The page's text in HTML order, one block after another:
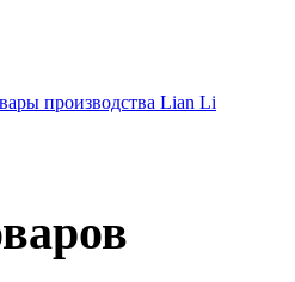
производства Lian Li